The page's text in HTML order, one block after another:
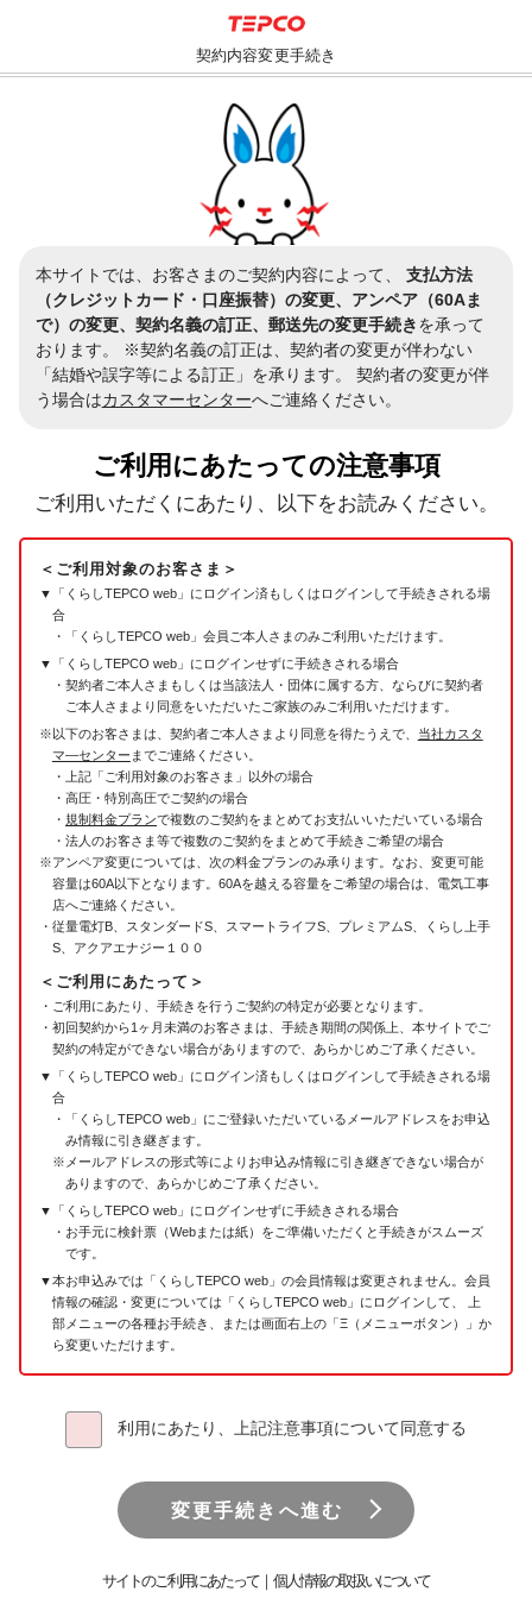
契約内容変更手続き
本サイトでは、お客さまのご契約内容によって、
支払方法
（クレジットカード・口座振替）の変更、アンペア（60Aま
で）の変更、契約名義の訂正、郵送先の変更手続きを承って
おります。
※契約名義の訂正は、契約者の変更が伴わない
「結婚や誤字等による訂正」を承ります。
契約者の変更が伴
う場合はカスタマーセンターへご連絡ください。
ご利用にあたっての注意事項
ご利用いただくにあたり、 以下をお読みください。
＜ご利用対象のお客さま＞
「くらしTEPCO web」にログイン済もしくはログインして手続きされる場
合
「くらしTEPCO web」会員ご本人さまのみご利用いただけます。
「くらしTEPCO web」にログインせずに手続きされる場合
契約者ご本人さまもしくは当該法人・団体に属する方、ならびに契約者
ご本人さまより同意をいただいたご家族のみご利用いただけます。
以下のお客さまは、契約者ご本人さまより同意を得たうえで、
当社カスタ
マ―センター までご連絡ください。
上記「ご利用対象のお客さま」以外の場合
高圧・特別高圧でご契約の場合
規制料金プランで複数のご契約をまとめてお支払いいただいている場合
法人のお客さま等で複数のご契約をまとめて手続きご希望の場合
アンペア変更については、次の料金プランのみ承ります。なお、変更可能
容量は60A以下となります。60Aを越える容量をご希望の場合は、電気工事
店へご連絡ください。
従量電灯B、スタンダードS、スマートライフS、プレミアムS、くらし上手
S、アクアエナジー１００
＜ご利用にあたって＞
ご利用にあたり、手続きを行うご契約の特定が必要となります。
初回契約から1ヶ月未満のお客さまは、手続き期間の関係上、本サイトでご
契約の特定ができない場合がありますので、 あらかじめご了承ください。
「くらしTEPCO web」にログイン済もしくはログインして手続きされる場
合
「くらしTEPCO web」にご登録いただいているメールアドレスをお申込
み情報に引き継ぎます。
メールアドレスの形式等によりお申込み情報に引き継ぎできない場合が
ありますので、あらかじめご了承ください。
「くらしTEPCO web」にログインせずに手続きされる場合
お手元に検針票（Webまたは紙）をご準備いただくと手続きがスムーズ
です。
本お申込みでは「くらしTEPCO web」の会員情報は変更されません。会員
情報の確認・変更については「くらしTEPCO web」にログインして、
上
部メニューの各種お手続き、または画面右上の「Ξ（メニューボタン）」か
ら変更いただけます。
利用にあたり、上記注意事項について同意する
変更手続きへ進む
サイトのご利用にあたって｜ 個人情報の取扱いについて